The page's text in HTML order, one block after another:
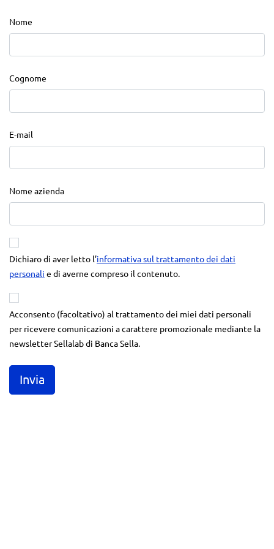
Nome
Cognome
E-mail
Nome azienda
Dichiaro di aver letto l’informativa sul trattamento dei dati
personali e di averne compreso il contenuto.
Acconsento (facoltativo) al trattamento dei miei dati personali
per ricevere comunicazioni a carattere promozionale mediante la
newsletter Sellalab di Banca Sella.
Invia